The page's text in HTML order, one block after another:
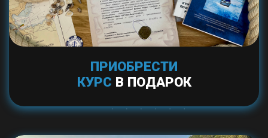
ПРИОБРЕСТИ
КУРС В ПОДАРОК